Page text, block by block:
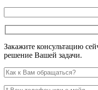
Закажите консультацию
решение Вашей задачи.